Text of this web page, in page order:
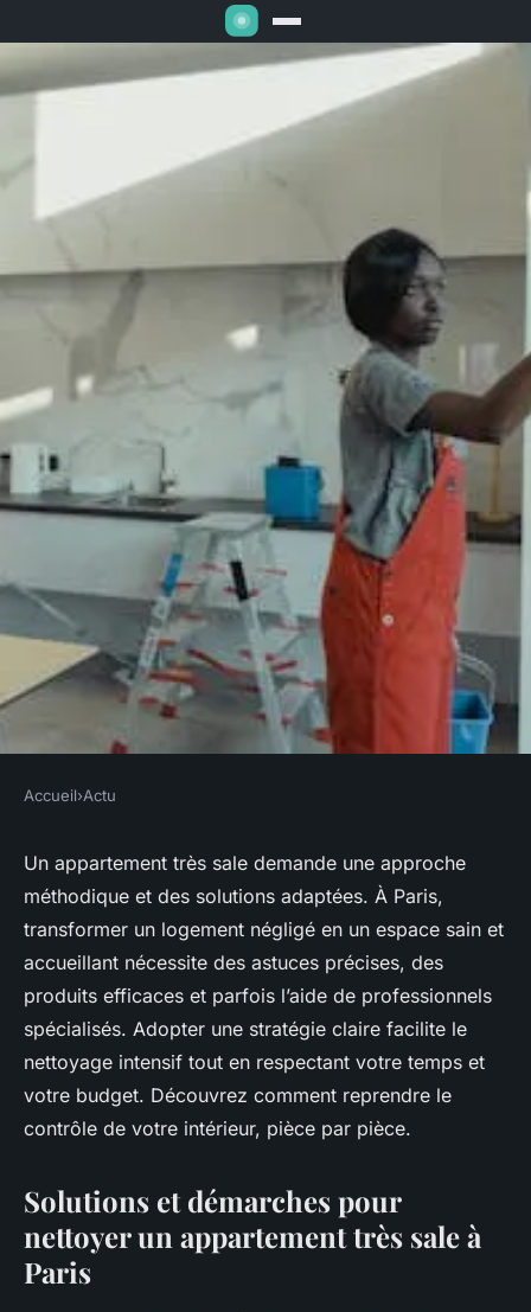
Nettoyage appartement très
sale : votre solution sur
mesure à paris
Alya•3 juin 2025•3 min de lecture
Accueil›Actu
Un appartement très sale demande une approche
méthodique et des solutions adaptées. À Paris,
transformer un logement négligé en un espace sain et
accueillant nécessite des astuces précises, des
produits efficaces et parfois l’aide de professionnels
spécialisés. Adopter une stratégie claire facilite le
nettoyage intensif tout en respectant votre temps et
votre budget. Découvrez comment reprendre le
contrôle de votre intérieur, pièce par pièce.
Solutions et démarches pour
nettoyer un appartement très sale à
Paris